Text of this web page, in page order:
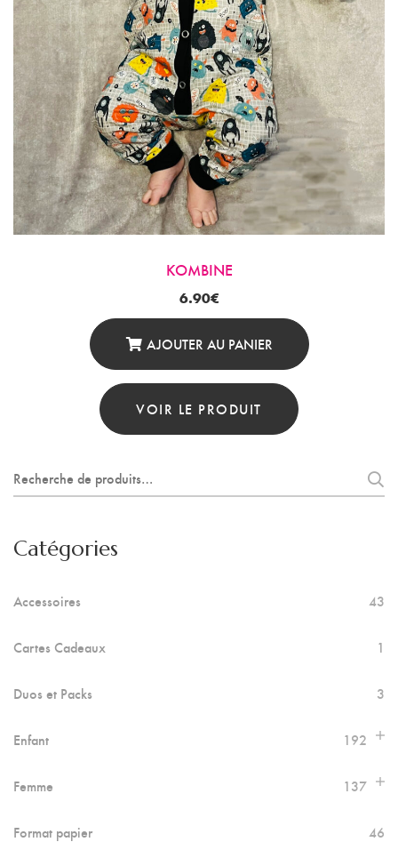
KOMBINE
6.90€
AJOUTER AU PANIER
VOIR LE PRODUIT
Recherche
pour :
Catégories
Accessoires 43
Cartes Cadeaux 1
Duos et Packs 3
Enfant 192
Femme 137
Format papier 46